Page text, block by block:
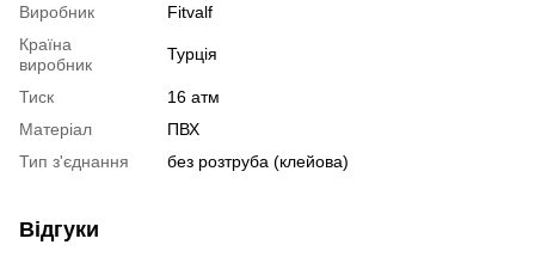
Виробник
Fitvalf
Країна
виробник
Турція
Тиск
16 атм
Матеріал
ПВХ
Тип з'єднання
без розтруба (клейова)
Відгуки